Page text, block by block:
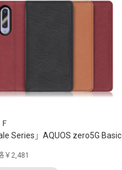
Series」AQUOS zero5G Basic
￥2,481